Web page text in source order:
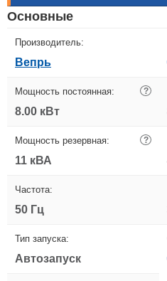
Основные
Производитель:
Вепрь
Мощность постоянная: ?
8.00 кВт
Мощность резервная: ?
11 кВА
Частота:
50 Гц
Тип запуска:
Автозапуск